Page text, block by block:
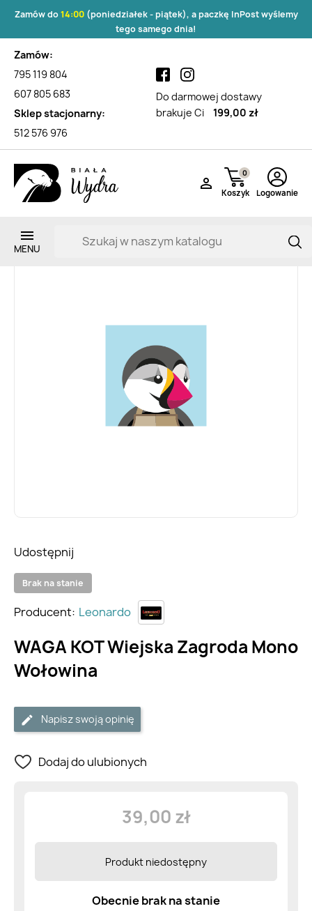
Zamów do14:00(poniedziałek - piątek), a paczkę InPost wyślemy
tego samego dnia!
Zamów:
795 119 804
607 805 683
Sklep stacjonarny:
512 576 976
Do darmowej dostawy
brakuje Ci
199,00 zł

Koszyk
0
Logowanie
Brak na stanie
WAGA KOT Wiejska Zagroda Mono
Wołowina
Producent: Leonardo
Napisz swoją opinię
Dodaj do ulubionych
Udostępnij
39,00 zł
Produkt niedostępny
Obecnie brak na stanie